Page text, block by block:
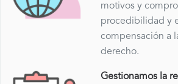
motivos y
procedibilidad y
compensación a
derecho.
Gestionamos la